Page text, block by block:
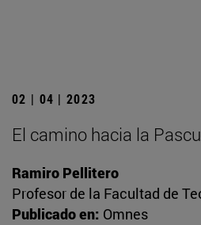
02 | 04 | 2023
El camino hacia la
Ramiro Pellitero
Profesor de la Facultad de
Publicado en: Omnes